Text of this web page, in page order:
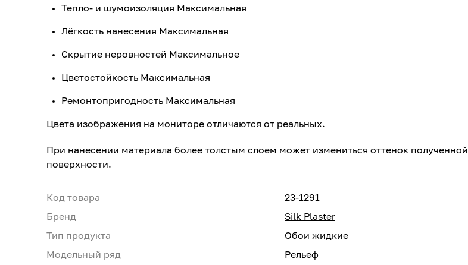
Тепло- и шумоизоляция Максимальная
Лёгкость нанесения Максимальная
Скрытие неровностей Максимальное
Цветостойкость Максимальная
Ремонтопригодность Максимальная
Цвета изображения на мониторе отличаются от реальных.
При нанесении материала более толстым слоем может измениться оттенок полученной
поверхности.
Код товара
23-1291
Бренд
Silk Plaster
Тип продукта
Обои жидкие
Модельный ряд
Рельеф